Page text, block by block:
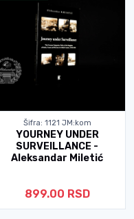
Šifra: 1121 JM:kom
YOURNEY UNDER
SURVEILLANCE -
Aleksandar Miletić
899.00 RSD